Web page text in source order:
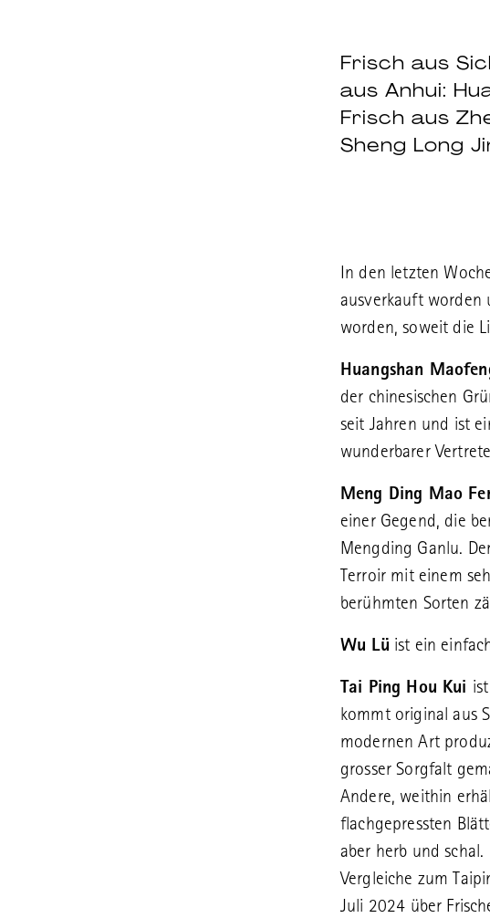
Frisch aus
aus Anhui:
Frisch aus
Sheng Long
In den letzten
ausverkauft worden
worden, soweit die
Huangshan
der chinesischen
seit Jahren und ist
wunderbarer
Meng Ding Mao
einer Gegend, die
Mengding Ganlu.
Terroir mit einem
berühmten Sorten
Wu Lü ist ein
Tai Ping Hou Kui
kommt original aus
modernen Art
grosser Sorgfalt
Andere, weithin
flachgepressten
aber herb und schal.
Vergleiche zum
Juli 2024 über